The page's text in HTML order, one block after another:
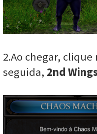
2.Ao chegar,
seguida, 2nd